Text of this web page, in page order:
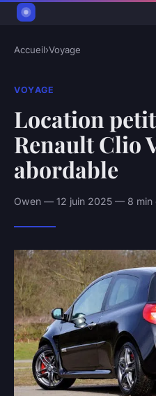
Accueil›Voyage
VOYAGE
Location
Renault Clio
abordable
Owen — 12 juin 2025 — 8 min